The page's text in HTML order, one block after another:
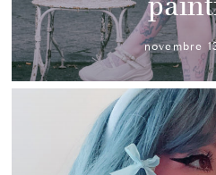
novembre